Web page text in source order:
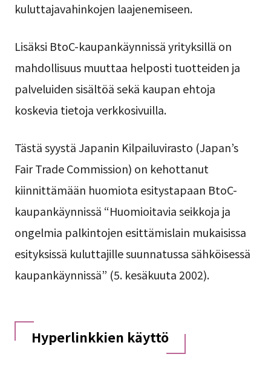
kuluttajavahinkojen laajenemiseen.
Lisäksi BtoC-kaupankäynnissä yrityksillä on
mahdollisuus muuttaa helposti tuotteiden ja
palveluiden sisältöä sekä kaupan ehtoja
koskevia tietoja verkkosivuilla.
Tästä syystä Japanin Kilpailuvirasto (Japan’s
Fair Trade Commission) on kehottanut
kiinnittämään huomiota esitystapaan BtoC-
kaupankäynnissä “Huomioitavia seikkoja ja
ongelmia palkintojen esittämislain mukaisissa
esityksissä kuluttajille suunnatussa sähköisessä
kaupankäynnissä” (5. kesäkuuta 2002).
Hyperlinkkien käyttö